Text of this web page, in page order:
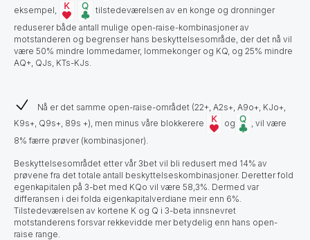
eksempel,
tilstedeværelsen av en konge og dronninger
reduserer både antall mulige open-raise-kombinasjoner av
motstanderen og begrenser hans beskyttelsesområde, der det nå vil
være 50% mindre lommedamer, lommekonger og KQ, og 25% mindre
AQ+, QJs, KTs-KJs.
Nå er det samme open-raise-området (22+, A2s+, A9o+, KJo+,
K9s+, Q9s+, 89s +), men minus våre blokkerere
og
, vil være
8% færre prøver (kombinasjoner).
Beskyttelsesområdet etter vår 3bet vil bli redusert med 14% av
prøvene fra det totale antall beskyttelseskombinasjoner. Deretter fold
egenkapitalen på 3-bet med KQo vil være 58,3%. Dermed var
differansen i dei folda eigenkapitalverdiane meir enn 6%.
Tilstedeværelsen av kortene K og Q i 3-beta innsnevret
motstanderens forsvar rekkevidde mer betydelig enn hans open-
raise range.